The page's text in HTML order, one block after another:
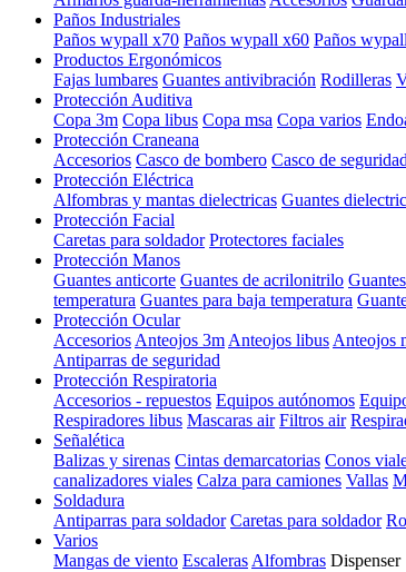
Paños Industriales
Paños wypall x70 Paños wypall x60 Paños
Productos Ergonómicos
Fajas lumbares Guantes antivibración Rodilleras
Protección Auditiva
Copa 3m Copa libus Copa msa Copa varios
Protección Craneana
Accesorios Casco de bombero Casco de
Protección Eléctrica
Alfombras y mantas dielectricas Guantes
Protección Facial
Caretas para soldador Protectores faciales
Protección Manos
Guantes anticorte Guantes de acrilonitrilo
temperatura Guantes para baja temperatura
Protección Ocular
AccesoriosAnteojos 3mAnteojos libusAnteojos
Antiparras de seguridad
Protección Respiratoria
Accesorios - repuestos Equipos autónomos
Respiradores libus Mascaras air Filtros air
Señalética
Balizas y sirenas Cintas demarcatorias Conos
canalizadores viales Calza para camiones Vallas
Soldadura
Antiparras para soldador Caretas para soldador
Varios
Mangas de viento EscalerasAlfombras Dispenser